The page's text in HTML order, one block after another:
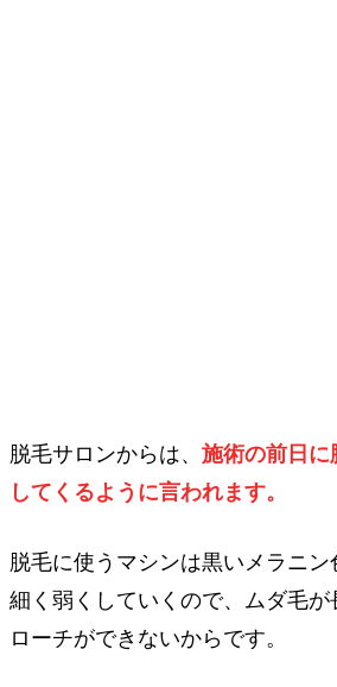
脱毛サロンからは、 施術の前日に
してくるように言われます。
脱毛に使うマシンは黒いメラニ
細く弱くしていくので、ムダ毛
ローチができないからです。